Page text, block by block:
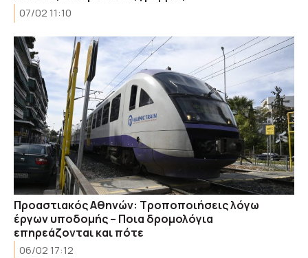
07/02 11:10
Προαστιακός Αθηνών: Τροποποιήσεις λόγω
έργων υποδομής – Ποια δρομολόγια
επηρεάζονται και πότε
06/02 17:12